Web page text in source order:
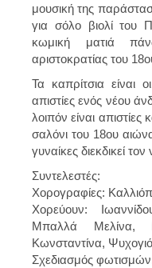
μουσική της
για σόλο βιολί του
κωμική ματιά
αριστοκρατίας του
Τα καπρίτσια είναι
απιστίες ενός νέου
λοιπόν είναι απιστίες
σαλόνι του 18ου
γυναίκες διεκδικεί
Συντελεστές:
Χορογραφίες:
Χορεύουν:
Μπαλλά Μελίνα,
Κωνσταντίνα,
Σχεδιασμός